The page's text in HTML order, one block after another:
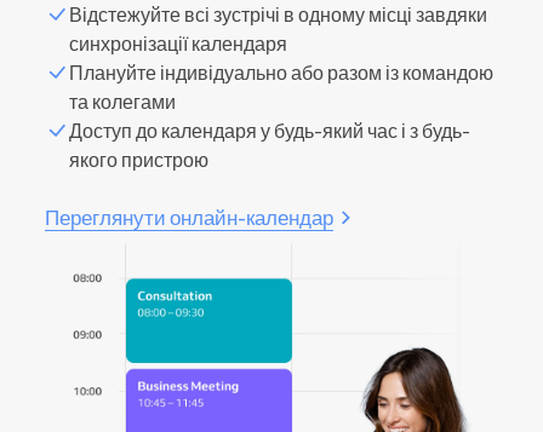
Відстежуйте всі зустрічі в одному місці завдяки
синхронізації календаря
Плануйте індивідуально або разом із командою
та колегами
Доступ до календаря у будь-який час і з будь-
якого пристрою
Переглянути онлайн-календар